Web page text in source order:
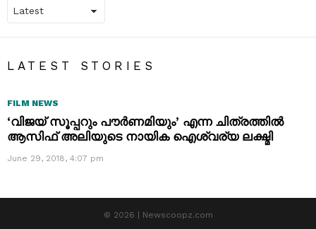
LATEST STORIES
FILM NEWS
‘വിജയ് സൂപ്പറും പൗർണമിയും’ എന്ന ചിത്രത്തിൽ
ആസിഫ് അലിയുടെ നായിക ഐശ്വര്യ ലക്ഷ്മി
June 29, 2018, 4:07 pm
© 2026 | Newscoopz.com